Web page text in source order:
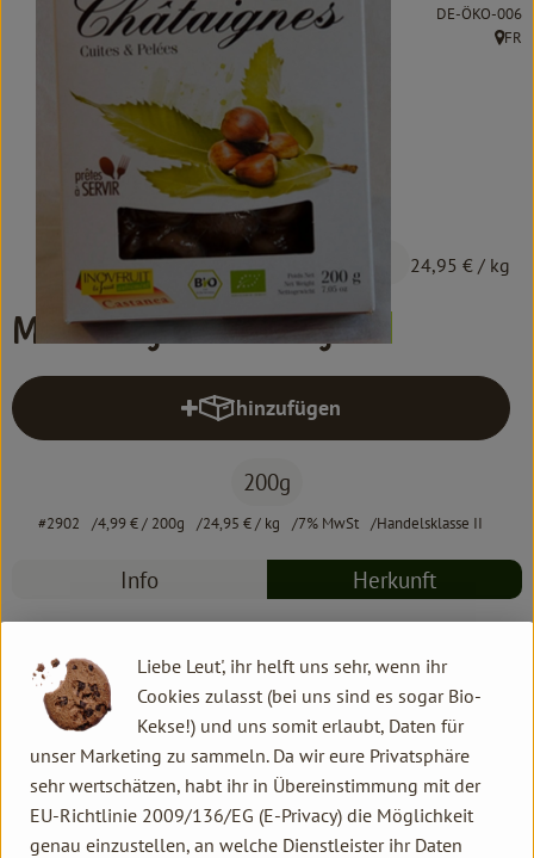
Kochen & Backen
Süß & Pikant
Getränke
Haushalt
Über uns
Maronen gekocht 200g
4,99 €/ 200g 24,95 € / kg
, Kontrollstelle:
DE-ÖKO-006
,FR
hinzufügen
Produkt zum Warenkorb
200g
#2902 4,99 €/ 200g 24,95 €/ kg 7% MwSt Handelsklasse II
Info Herkunft
Produktinformationen
Liebe Leut', ihr helft uns sehr, wenn ihr
Cookies zulasst (bei uns sind es sogar Bio-
Kekse!) und uns somit erlaubt, Daten für
unser Marketing zu sammeln. Da wir eure Privatsphäre
sehr wertschätzen, habt ihr in Übereinstimmung mit der
EU-Richtlinie 2009/136/EG (E-Privacy) die Möglichkeit
genau einzustellen, an welche Dienstleister ihr Daten